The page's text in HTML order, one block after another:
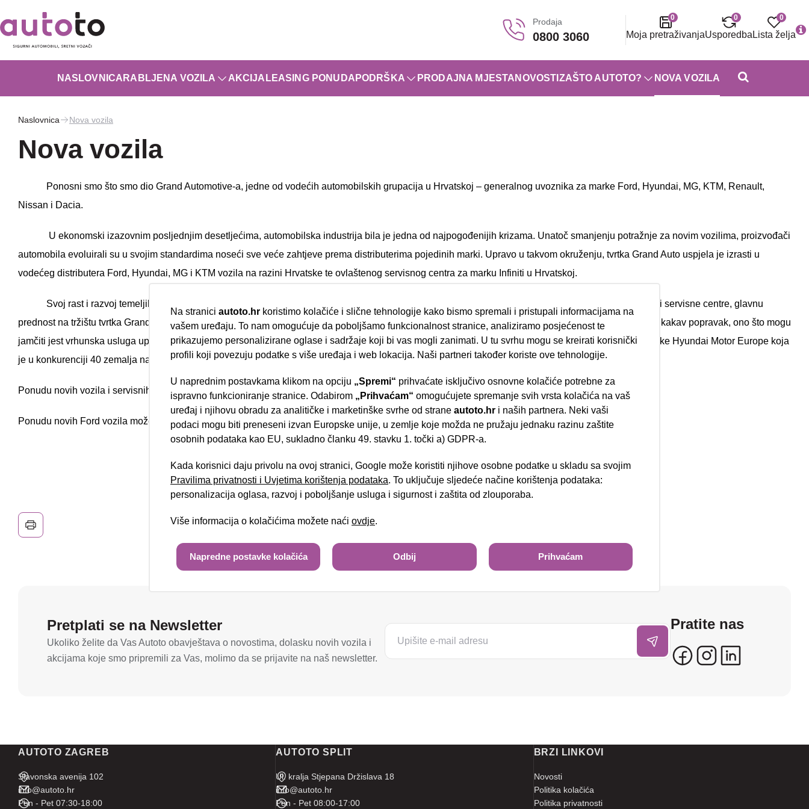
Prodaja
0800 3060
0
Moja pretraživanja
0
Usporedba
0
Lista želja
NASLOVNICA RABLJENA VOZILA AKCIJA LEASING PONUDA PODRŠKA PRODAJNA MJESTA NOVOSTI ZAŠTO AUTOTO? NOVA VOZILA
Naslovnica Nova vozila
Nova vozila
Ponosni smo što smo dio Grand Automotive-a, jedne od vodećih automobilskih grupacija u Hrvatskoj – generalnog uvoznika za marke Ford, Hyundai, MG, KTM, Renault,
Nissan i Dacia.
U ekonomski izazovnim posljednjim desetljećima, automobilska industrija bila je jedna od najpogođenijih krizama. Unatoč smanjenju potražnje za novim vozilima, proizvođači
automobila evoluirali su u svojim standardima noseći sve veće zahtjeve prema distributerima pojedinih marki. Upravo u takvom okruženju, tvrtka Grand Auto uspjela je izrasti u
vodećeg distributera Ford, Hyundai, MG i KTM vozila na razini Hrvatske te ovlaštenog servisnog centra za marku Infiniti u Hrvatskoj.
Svoj rast i razvoj temeljili su na onom najvažnijem – kvaliteti, transparentnosti i međuljudskim odnosima. Uz bogato opremljene prodajne salone i servisne centre, glavnu
prednost na tržištu tvrtka Grand Auto gradi upravo na ljudima. Bilo da ste zainteresirani za kupovinu novog vozila, servis Vašeg limenog ljubimca ili bilo kakav popravak, ono što mogu
jamčiti jest vrhunska usluga upotpunjena konkretnim informacijama i rješenjima. Upravo ta predanost poslu rezultirala je međunarodnim priznanjem tvrtke Hyundai Motor Europe koja
je u konkurenciji 40 zemalja naše kolege iz Grand Auto Hyundai salona ocijenila najboljima u Europi.
Ponudu novih vozila i servisnih usluga potražite na https://www.grandauto.hr/
Ponudu novih Ford vozila možete naći na stranici uvoznikahttps://ford.hr/
Pretplati se na Newsletter
Ukoliko želite da Vas Autoto obavještava o novostima, dolasku novih vozila i
akcijama koje smo pripremili za Vas, molimo da se prijavite na naš newsletter.
Pratite nas
AUTOTO ZAGREB
Slavonska avenija 102
info@autoto.hr
Pon - Pet 07:30-18:00
AUTOTO SPLIT
Ul. kralja Stjepana Držislava 18
info@autoto.hr
Pon - Pet 08:00-17:00
BRZI LINKOVI
Novosti
Politika kolačića
Politika privatnosti
Nova lokacija - Slavonska avenija 102, Resnik
Traži
Na stranici autoto.hr koristimo kolačiće i slične tehnologije kako bismo spremali i pristupali informacijama na
vašem uređaju. To nam omogućuje da poboljšamo funkcionalnost stranice, analiziramo posjećenost te
prikazujemo personalizirane oglase i sadržaje koji bi vas mogli zanimati. U tu svrhu mogu se kreirati korisnički
profili koji povezuju podatke s više uređaja i web lokacija. Naši partneri također koriste ove tehnologije.
U naprednim postavkama klikom na opciju „Spremi“ prihvaćate isključivo osnovne kolačiće potrebne za
ispravno funkcioniranje stranice. Odabirom „Prihvaćam“ omogućujete spremanje svih vrsta kolačića na vaš
uređaj i njihovu obradu za analitičke i marketinške svrhe od strane autoto.hr i naših partnera. Neki vaši
podaci mogu biti preneseni izvan Europske unije, u zemlje koje možda ne pružaju jednaku razinu zaštite
osobnih podataka kao EU, sukladno članku 49. stavku 1. točki a) GDPR-a.
Kada korisnici daju privolu na ovoj stranici, Google može koristiti njihove osobne podatke u skladu sa svojim
Pravilima privatnosti i Uvjetima korištenja podataka. To uključuje sljedeće načine korištenja podataka:
personalizacija oglasa, razvoj i poboljšanje usluga i sigurnost i zaštita od zlouporaba.
Više informacija o kolačićima možete naći ovdje.
Napredne postavke kolačića Odbij Prihvaćam